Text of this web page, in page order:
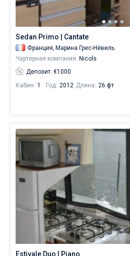
управлять
каталоге
яхт
аренду
вы
12
Нёвиль
672€,
как
для
любителей
так
которые
не
Sedan Primo | Cantate
Франция, Марина Грес-Нёвиль
Чартерная компания: Nicols
Депозит: €1000
Кабин: 1 Год: 2012 Длина: 26 фт
Estivale Duo | Piano
Без шкипера
Со шкипером